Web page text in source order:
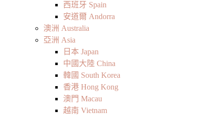
西班牙 Spain
安道爾 Andorra
澳洲 Australia
亞洲 Asia
日本 Japan
中國大陸 China
韓國 South Korea
香港 Hong Kong
澳門 Macau
越南 Vietnam